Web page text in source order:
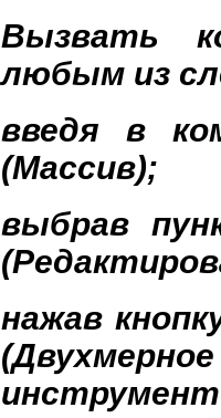
Вызвать
любым из
введя в
(Массив);
выбрав
нажав